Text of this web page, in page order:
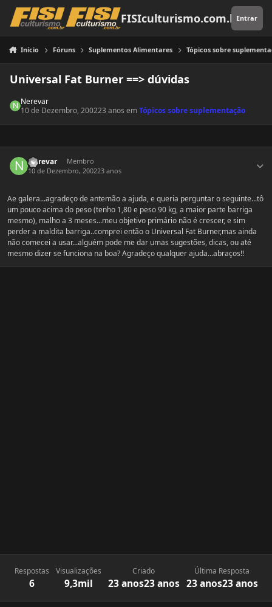
Pular para o conteúdo
FISIculturismo.com.brEntrar
Início Fóruns Suplementos Alimentares Tópicos sobre
Universal Fat Burner ==> dúvidas
Nerevar
10 de Dezembro, 200223 anos emTópicos sobre suplementação
Nerevar
Membro
10 de Dezembro, 200223 anos
Ae galera...agradeço de antemão a ajuda, e queria perguntar o seguinte...tô
um pouco acima do peso (tenho 1,80 e peso 90 kg, a maior parte barriga
mesmo), malho a 3 meses...meu objetivo primário não é crescer, e sim
perder a maldita barriga..comprei então o Universal Fat Burner,mas ainda
não comecei a usar...alguém pode me dar umas sugestões, dicas, ou até
mesmo dizer se funciona na boa? Agradeço qualquer ajuda...abraços!!
Respostas
6
Visualizações
9,3mil
Criado
23 anos23 anos
Última Resposta
23 anos23 anos